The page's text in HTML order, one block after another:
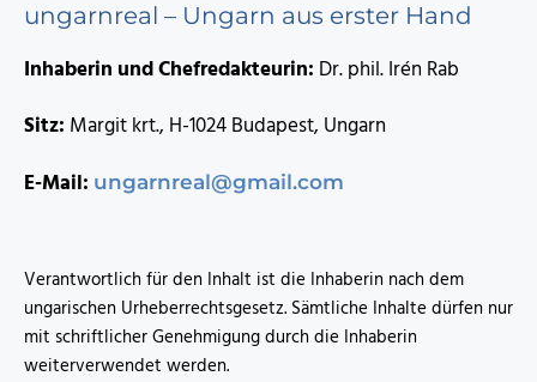
ungarnreal – Ungarn aus erster Hand
Inhaberin und Chefredakteurin: Dr. phil. Irén Rab
Sitz: Margit krt., H-1024 Budapest, Ungarn
E-Mail: ungarnreal@gmail.com
Verantwortlich für den Inhalt ist die Inhaberin nach dem
ungarischen Urheberrechtsgesetz. Sämtliche Inhalte dürfen nur
mit schriftlicher Genehmigung durch die Inhaberin
weiterverwendet werden.